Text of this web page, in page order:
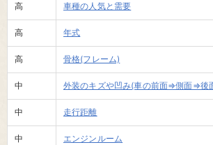
高 車種の人気と需要
高 年式
高 骨格(フレーム)
中 外装のキズや凹み(車の前面⇒側面⇒後
中 走行距離
中 エンジンルーム